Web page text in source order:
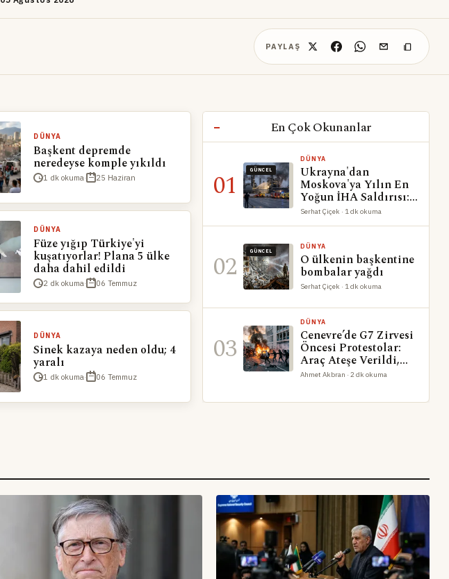
PAYLAŞ
DÜNYA
Başkent depremde
neredeyse komple yıkıldı
1 dk okuma· 25 Haziran
DÜNYA
Füze yığıp Türkiye'yi
kuşatıyorlar! Plana 5 ülke
daha dahil edildi
2 dk okuma· 06 Temmuz
DÜNYA
Sinek kazaya neden oldu; 4
yaralı
1 dk okuma· 06 Temmuz
En Çok Okunanlar
01 GÜNCEL
DÜNYA
Ukrayna'dan
Moskova'ya Yılın En
Yoğun İHA Saldırısı:
Rafineri ve AVM
Vuruldu
Serhat Çiçek · 1 dk okuma
02 GÜNCEL
DÜNYA
O ülkenin başkentine
bombalar yağdı
Serhat Çiçek · 1 dk okuma
03
DÜNYA
Cenevre’de G7 Zirvesi
Öncesi Protestolar:
Araç Ateşe Verildi,
BM Ofisi Camları
Ahmet Akbran · 2 dk okuma